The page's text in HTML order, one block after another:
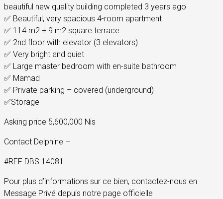
beautiful new quality building completed 3 years ago
✅ Beautiful, very spacious 4-room apartment
✅ 114 m2 + 9 m2 square terrace
✅ 2nd floor with elevator (3 elevators)
✅ Very bright and quiet
✅ Large master bedroom with en-suite bathroom
✅ Mamad
✅ Private parking – covered (underground)
✅Storage
Asking price 5,600,000 Nis
Contact Delphine –
#REF DBS 14081
Pour plus d’informations sur ce bien, contactez-nous en
Message Privé depuis notre page officielle